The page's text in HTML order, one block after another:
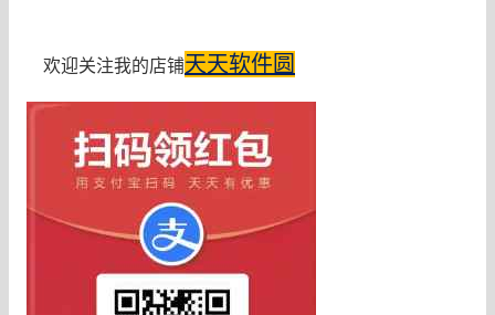
欢迎关注我的店铺天天软件圆